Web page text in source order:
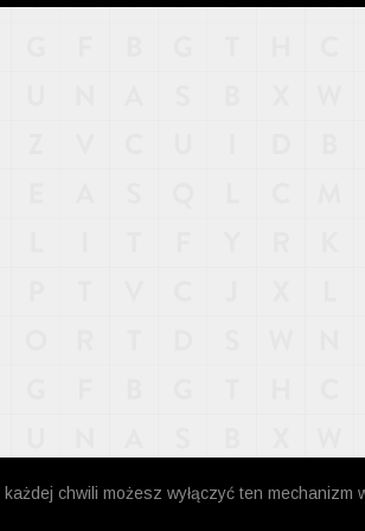
chwili możesz wyłączyć ten mechanizm